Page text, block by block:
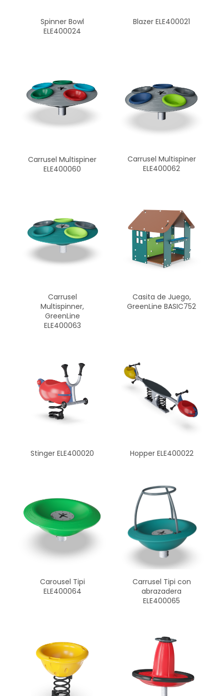
Spinner Bowl
ELE400024
Blazer ELE400021
Carrusel Multispiner
ELE400060
Carrusel Multispiner
ELE400062
Carrusel
Multispinner,
GreenLine
ELE400063
Casita de Juego,
GreenLine BASIC752
Stinger ELE400020 Hopper ELE400022
Carousel Tipi
ELE400064
Carrusel Tipi con
abrazadera
ELE400065